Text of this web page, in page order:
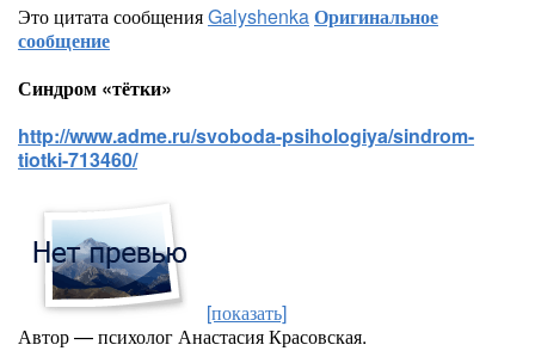
Это цитата сообщенияGalyshenkaОригинальное
сообщение
Синдром «тётки»
http://www.adme.ru/svoboda-psihologiya/sindrom-
tiotki-713460/
[показать]
Автор — психолог Анастасия Красовская.